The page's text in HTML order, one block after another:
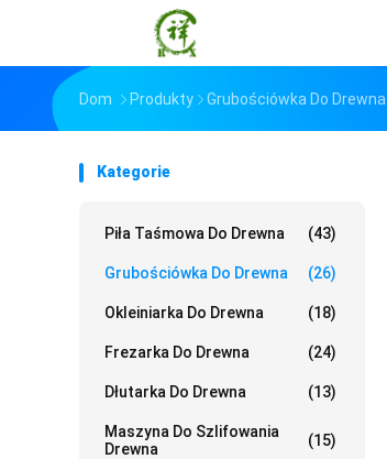
Dom Produkty Grubościówka Do Drewna
Kategorie
Piła Taśmowa Do Drewna (43)
Grubościówka Do Drewna (26)
Okleiniarka Do Drewna (18)
Frezarka Do Drewna (24)
Dłutarka Do Drewna (13)
Maszyna Do Szlifowania
Drewna
(15)